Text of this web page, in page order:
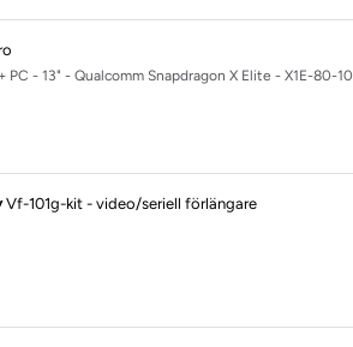
- 13" - Qualcomm Snapdragon X Elite - X1E-80-
Vf-101g-kit - video/seriell förlängare